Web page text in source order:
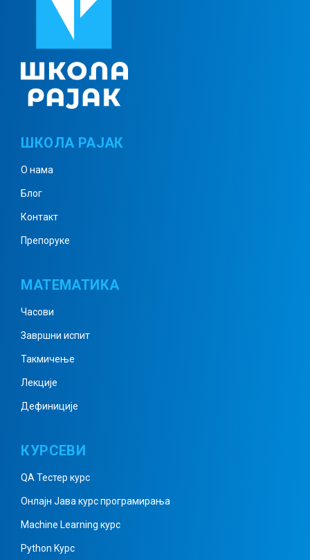
ШКОЛА РАЈАК
О нама
Блог
Контакт
Препоруке
МАТЕМАТИКА
Часови
Завршни испит
Такмичење
Лекције
Дефиниције
КУРСЕВИ
QA Тестер курс
Онлајн Јава курс програмирања
Machine Learning курс
Python Kурс